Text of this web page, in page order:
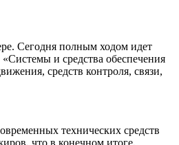
Сегодня полным ходом идет
и средства обеспечения
средств контроля, связи,
технических средств
что в конечном итоге,